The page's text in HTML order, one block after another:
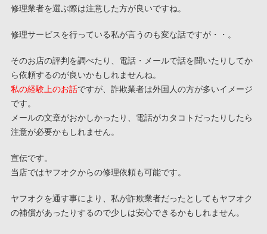
修理業者を選ぶ際は注意した方が良いですね。
修理サービスを行っている私が言うのも変な話ですが・・。
そのお店の評判を調べたり、電話・メールで話を聞いたりしてか
ら依頼するのが良いかもしれませんね。
私の経験上のお話ですが、詐欺業者は外国人の方が多いイメージ
です。
メールの文章がおかしかったり、電話がカタコトだったりしたら
注意が必要かもしれません。
宣伝です。
当店ではヤフオクからの修理依頼も可能です。
ヤフオクを通す事により、私が詐欺業者だったとしてもヤフオク
の補償があったりするので少しは安心できるかもしれません。